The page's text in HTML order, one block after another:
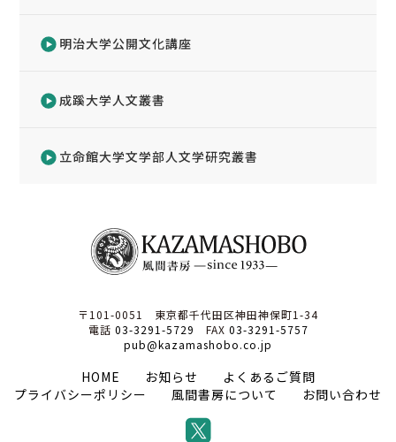
明治大学公開文化講座
成蹊大学人文叢書
立命館大学文学部人文学研究叢書
〒101-0051 東京都千代田区神田神保町1-34
電話 03-3291-5729 FAX 03-3291-5757
pub@kazamashobo.co.jp
HOME お知らせ
よくあるご質問
プライバシーポリシー
風間書房について お問い合わせ